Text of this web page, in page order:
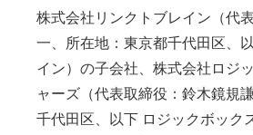
株式会社リンクトブレイン（代
一、所在地：東京都千代田区、
イン）の子会社、株式会社ロジ
ャーズ（代表取締役：鈴木鏡規
千代田区、以下 ロジックボック